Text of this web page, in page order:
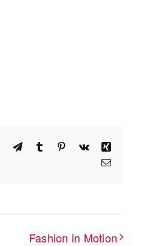
WhatsApp
TelegramTumblr Pinterest
Vk
Xing
Email
Fashion in Motion